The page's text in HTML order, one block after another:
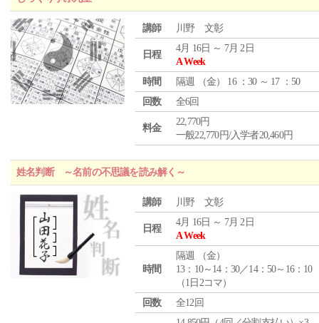
講師 川野 文彰
日程
4月 16日 ～ 7月 2日
A Week
時間
隔週 （金） 16 ：30 ～ 17 ：50
回数
全6回
料金
22,770円
一般22,770円/入学者20,460円
姓名判断 ～名前の不思議を読み解く～
講師 川野 文彰
日程
4月 16日 ～ 7月 2日
A Week
時間
隔週 （金）
13：10～14：30／14：50～16：10
（1日2コマ）
回数
全12回